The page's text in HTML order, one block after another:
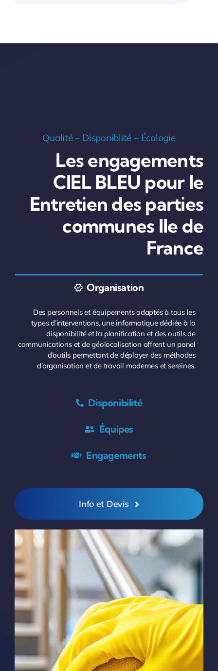
Qualité – Disponiblité – Écologie
Les engagements
CIEL BLEU pour le
Entretien des parties
communes Ile de
France
Organisation
Des personnels et équipements adaptés à tous les
types d’interventions, une informatique dédiée à la
disponibilité et la planification et des outils de
communications et de géolocalisation offrent un panel
d’outils permettant de déployer des méthodes
d’organisation et de travail modernes et sereines.
Disponibilité
Équipes
Engagements
Info et Devis